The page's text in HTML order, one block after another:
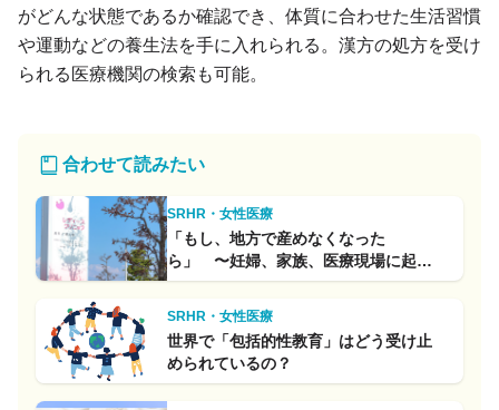
がどんな状態であるか確認でき、体質に合わせた生活習慣
や運動などの養生法を手に入れられる。漢方の処方を受け
られる医療機関の検索も可能。
合わせて読みたい
SRHR・女性医療
「もし、地方で産めなくなった
ら」 〜妊婦、家族、医療現場に起こ
ること〜
SRHR・女性医療
世界で「包括的性教育」はどう受け止
められているの？